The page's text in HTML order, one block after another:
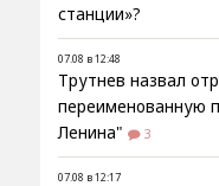
станции»?
07.08 в 12:48
Трутнев назвал
переименованную
Ленина"
3
07.08 в 12:17